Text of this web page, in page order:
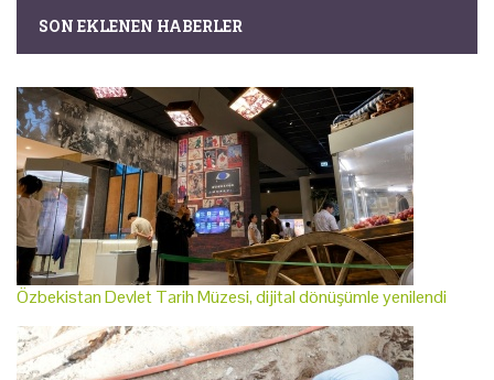
SON EKLENEN HABERLER
Özbekistan Devlet Tarih Müzesi, dijital dönüşümle yenilendi